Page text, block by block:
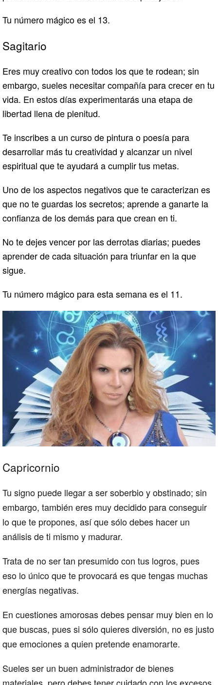
Tu número mágico es el 13.
Sagitario
Eres muy creativo con todos los que te rodean; sin
embargo, sueles necesitar compañía para crecer en tu
vida. En estos días experimentarás una etapa de
libertad llena de plenitud.
Te inscribes a un curso de pintura o poesía para
desarrollar más tu creatividad y alcanzar un nivel
espiritual que te ayudará a cumplir tus metas.
Uno de los aspectos negativos que te caracterizan es
que no te guardas los secretos; aprende a ganarte la
confianza de los demás para que crean en ti.
No te dejes vencer por las derrotas diarias; puedes
aprender de cada situación para triunfar en la que
sigue.
Tu número mágico para esta semana es el 11.
Capricornio
Tu signo puede llegar a ser soberbio y obstinado; sin
embargo, también eres muy decidido para conseguir
lo que te propones, así que sólo debes hacer un
análisis de ti mismo y madurar.
Trata de no ser tan presumido con tus logros, pues
eso lo único que te provocará es que tengas muchas
energías negativas.
En cuestiones amorosas debes pensar muy bien en lo
que buscas, pues si sólo quieres diversión, no es justo
que emociones a quien pretende enamorarte.
Sueles ser un buen administrador de bienes